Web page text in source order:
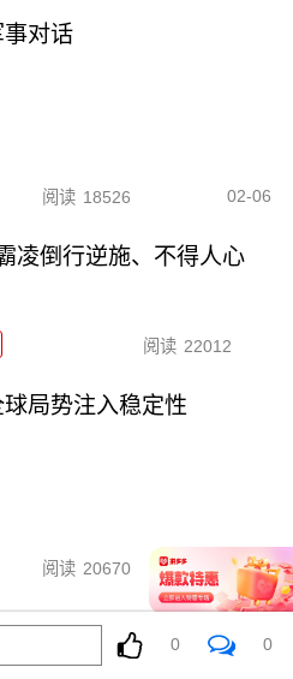
对话
阅读 18526 02-06
凌倒行逆施、不得人心
阅读 22012
局势注入稳定性
阅读 20670 02-03
首讨论直播“放鸽子” 引发
批评
0 0